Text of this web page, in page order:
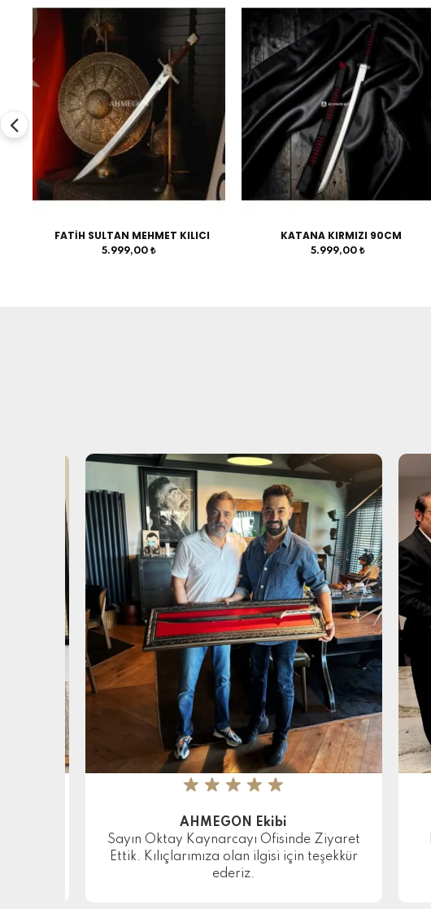
FATİH SULTAN MEHMET KILICI
5.999,00 ₺
KATANA KIRMIZI 90CM
5.999,00 ₺
★ ★ ★ ★ ★
AHMEGON Ekibi
Sayın Oktay Kaynarcayı Ofisinde Ziyaret
Ettik. Kılıçlarımıza olan ilgisi için teşekkür
ederiz.